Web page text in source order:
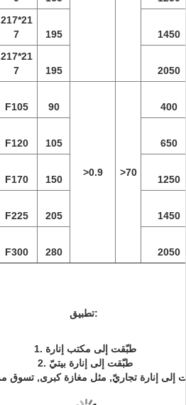
217*21
7
195
1450
217*21
7
195
2050
F105 90
>0.9 >70
400
F120 105
650
F170 150
1250
F225 205
1450
F300 280 2050
تطبيق:
1. طبّقت إلى مكتب إنارة
2. طبّقت إلى إنارة بيتيّ